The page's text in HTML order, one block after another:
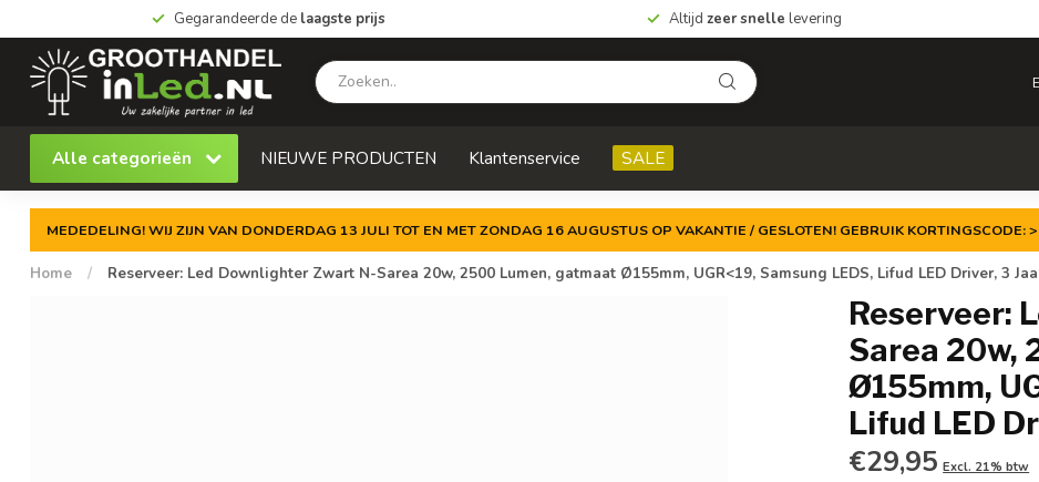
Gegarandeerde de laagste prijs Altijd zeer snelle levering
Alle categorieën NIEUWE PRODUCTEN Klantenservice SALE
MEDEDELING! WIJ ZIJN VAN DONDERDAG 13 JULI TOT EN MET ZONDAG 16 AUGUSTUS OP VAKANTIE / GESLOTEN! GEBRUIK KORTINGSCODE:
Home / Reserveer: Led Downlighter Zwart N-Sarea 20w, 2500 Lumen, gatmaat Ø155mm, UGR<19, Samsung LEDS, Lifud LED Driver, 3
Reserveer:
Sarea 20w,
Ø155mm,
Lifud LED
€29,95 Excl. 21% btw